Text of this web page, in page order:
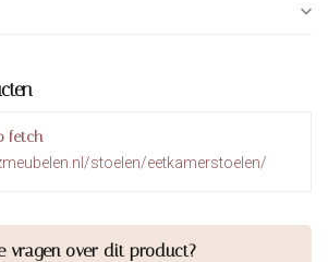
fetch
stoelen/eetkamerstoelen/
vragen over dit product?